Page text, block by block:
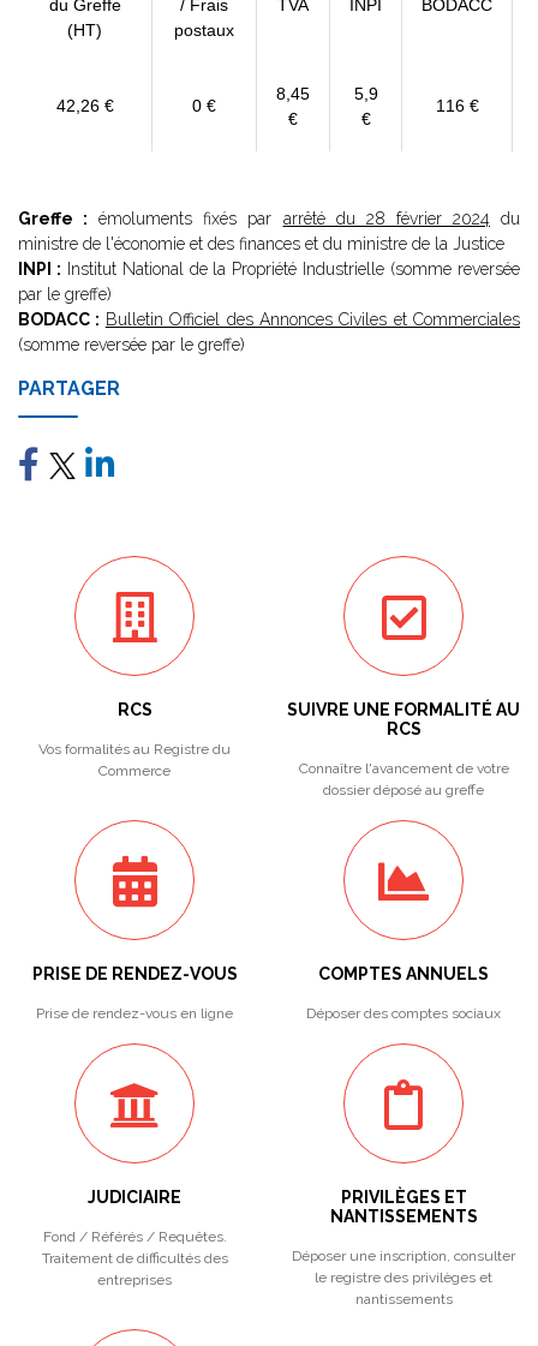
du Greffe
(HT)
/ Frais
postaux
TVA INPI BODACC
42,26 € 0 €
8,45
€
5,9
€
116 €
Greffe : émoluments fixés par arrêté du 28 février 2024 du
ministre de l'économie et des finances et du ministre de la Justice
INPI : Institut National de la Propriété Industrielle (somme reversée
par le greffe)
BODACC : Bulletin Officiel des Annonces Civiles et Commerciales
(somme reversée par le greffe)
PARTAGER
RCS
Vos formalités au Registre du
Commerce
SUIVRE UNE FORMALITÉ AU
RCS
Connaître l'avancement de votre
dossier déposé au greffe
PRISE DE RENDEZ-VOUS
Prise de rendez-vous en ligne
COMPTES ANNUELS
Déposer des comptes sociaux
JUDICIAIRE
Fond / Référés / Requêtes.
Traitement de difficultés des
entreprises
PRIVILÈGES ET
NANTISSEMENTS
Déposer une inscription, consulter
le registre des privilèges et
nantissements